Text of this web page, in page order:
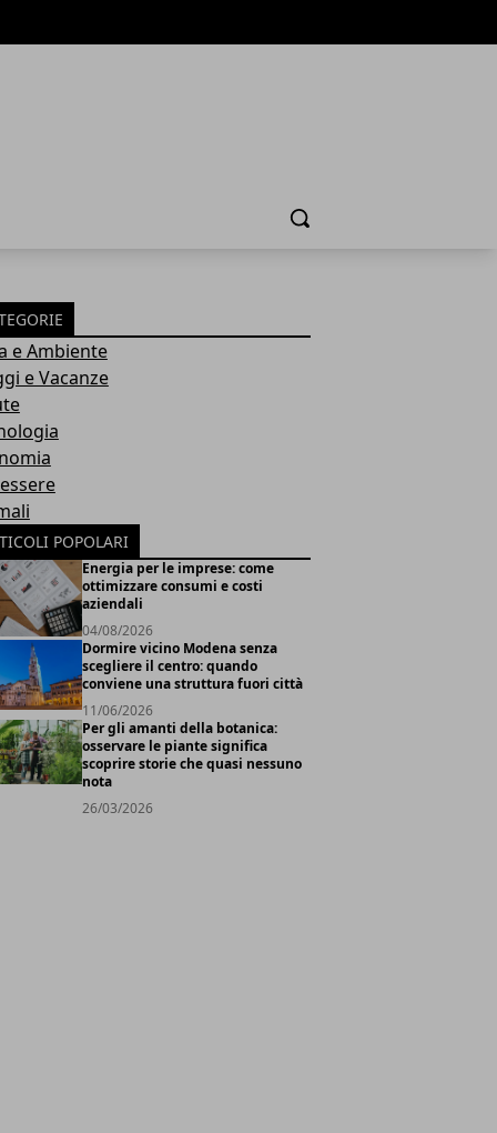
Cerca
e Ambiente
e Vacanze
POPOLARI
Energia per le imprese: come
ottimizzare consumi e costi
aziendali
04/08/2026
Dormire vicino Modena senza
scegliere il centro: quando
conviene una struttura fuori città
11/06/2026
Per gli amanti della botanica:
osservare le piante significa
scoprire storie che quasi nessuno
nota
26/03/2026